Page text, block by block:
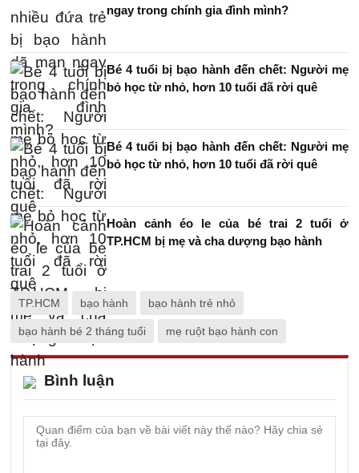
ngay trong chính gia đình mình?
Bé 4 tuổi bị bạo hành đến chết: Người mẹ
bỏ học từ nhỏ, hơn 10 tuổi đã rời quê
Bé 4 tuổi bị bạo hành đến chết: Người mẹ
bỏ học từ nhỏ, hơn 10 tuổi đã rời quê
Hoàn cảnh éo le của bé trai 2 tuổi ở
TP.HCM bị mẹ và cha dượng bạo hành
TP.HCM bạo hành bạo hành trẻ nhỏ
bạo hành bé 2 tháng tuổi mẹ ruột bạo hành con
Bình luận